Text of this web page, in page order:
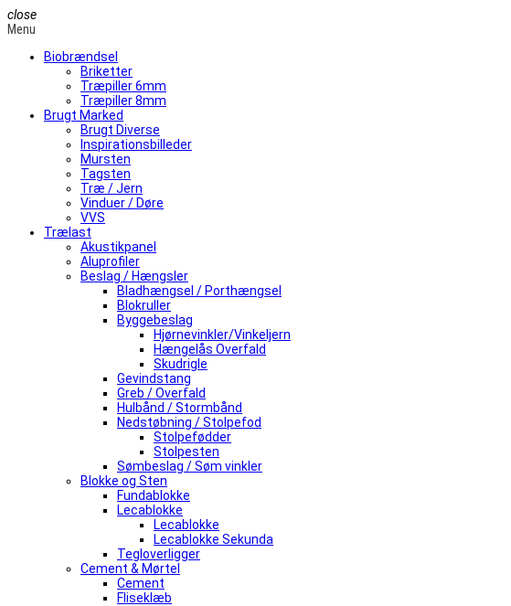
close
Menu
Biobrændsel
Briketter
Træpiller 6mm
Træpiller 8mm
Brugt Marked
Brugt Diverse
Inspirationsbilleder
Mursten
Tagsten
Træ / Jern
Vinduer / Døre
VVS
Trælast
Akustikpanel
Aluprofiler
Beslag / Hængsler
Bladhængsel / Porthængsel
Blokruller
Byggebeslag
Hjørnevinkler/Vinkeljern
Hængelås Overfald
Skudrigle
Gevindstang
Greb / Overfald
Hulbånd / Stormbånd
Nedstøbning / Stolpefod
Stolpefødder
Stolpesten
Sømbeslag / Søm vinkler
Blokke og Sten
Fundablokke
Lecablokke
Lecablokke
Lecablokke Sekunda
Tegloverligger
Cement & Mørtel
Cement
Fliseklæb